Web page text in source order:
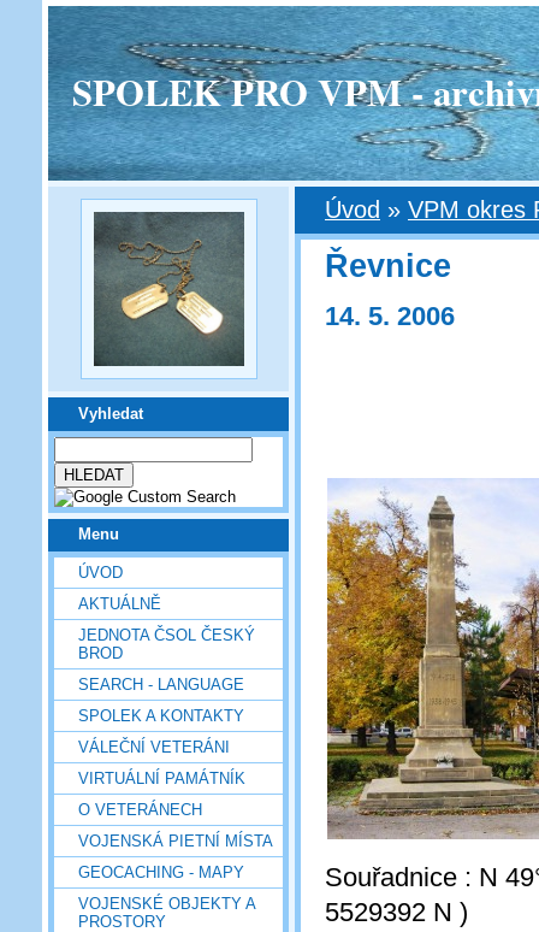
SPOLEK PRO VPM -
Vyhledat
Menu
ÚVOD
AKTUÁLNĚ
JEDNOTA ČSOL ČESKÝ
BROD
SEARCH - LANGUAGE
SPOLEK A KONTAKTY
VÁLEČNÍ VETERÁNI
VIRTUÁLNÍ PAMÁTNÍK
O VETERÁNECH
VOJENSKÁ PIETNÍ MÍSTA
GEOCACHING - MAPY
VOJENSKÉ OBJEKTY A
PROSTORY
Úvod » VPM okres
Řevnice
14. 5. 2006
Souřadnice : N
5529392 N )